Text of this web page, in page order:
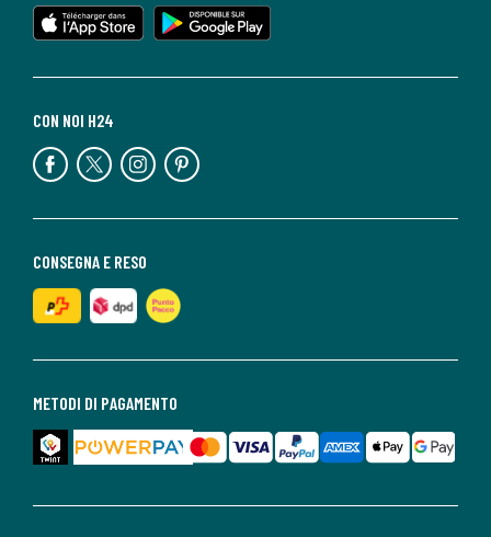
METODI DI PAGAMENTO
CONSEGNA E RESO
CON NOI H24